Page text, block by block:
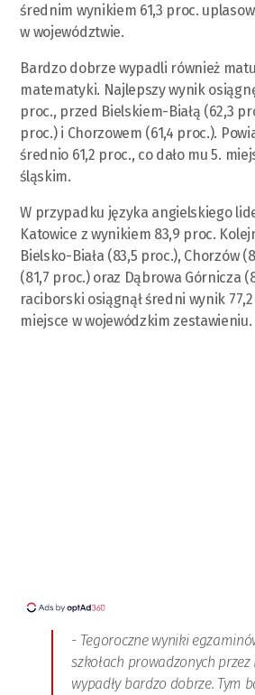
średnim wynikiem 61,3 proc.
w województwie.
Bardzo dobrze wypadli również
matematyki. Najlepszy wynik
proc., przed Bielskiem-Białą (62,3
proc.) i Chorzowem (61,4 proc.).
średnio 61,2 proc., co dało mu 5.
śląskim.
W przypadku języka angielskiego
Katowice z wynikiem 83,9 proc.
Bielsko-Biała (83,5 proc.), Chorzów
(81,7 proc.) oraz Dąbrowa Górnicza
raciborski osiągnął średni wynik
miejsce w wojewódzkim zestawieniu.
- Tegoroczne wyniki
szkołach prowadzonych
wypadły bardzo dobrze. Tym